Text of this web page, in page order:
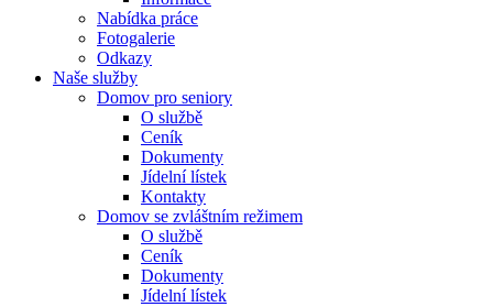
Nabídka práce
Fotogalerie
Odkazy
Naše služby
Domov pro seniory
O službě
Ceník
Dokumenty
Jídelní lístek
Kontakty
Domov se zvláštním režimem
O službě
Ceník
Dokumenty
Jídelní lístek